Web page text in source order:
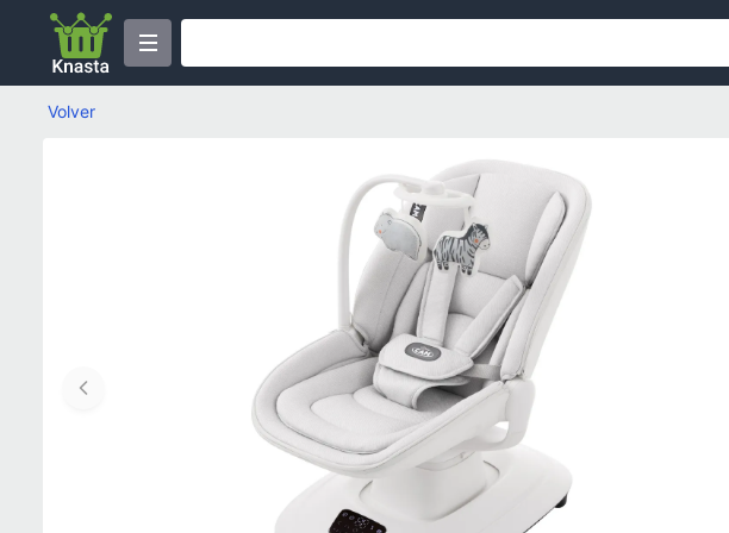
Volver